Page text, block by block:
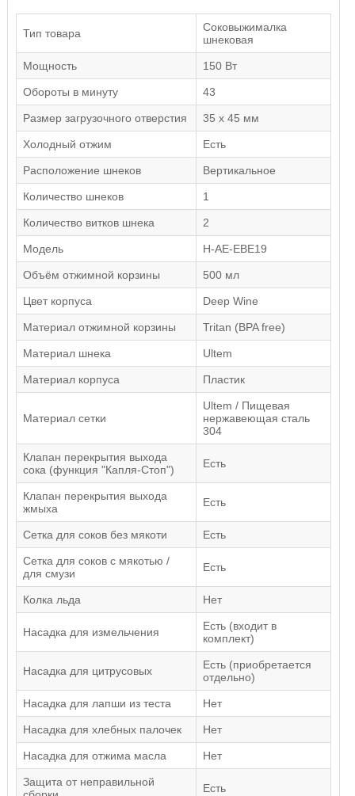
Тип товара
Соковыжималка
шнековая
Мощность 150 Вт
Обороты в минуту 43
Размер загрузочного отверстия 35 x 45 мм
Холодный отжим Есть
Расположение шнеков Вертикальное
Количество шнеков 1
Количество витков шнека 2
Модель H-AE-EBE19
Объём отжимной корзины 500 мл
Цвет корпуса Deep Wine
Материал отжимной корзины Tritan (BPA free)
Материал шнека Ultem
Материал корпуса Пластик
Материал сетки
Ultem / Пищевая
нержавеющая сталь
304
Клапан перекрытия выхода
сока (функция "Капля-Стоп")
Есть
Клапан перекрытия выхода
жмыха
Есть
Сетка для соков без мякоти Есть
Сетка для соков с мякотью /
для смузи
Есть
Колка льда Нет
Насадка для измельчения
Есть (входит в
комплект)
Насадка для цитрусовых
Есть (приобретается
отдельно)
Насадка для лапши из теста Нет
Насадка для хлебных палочек Нет
Насадка для отжима масла Нет
Защита от неправильной
Есть